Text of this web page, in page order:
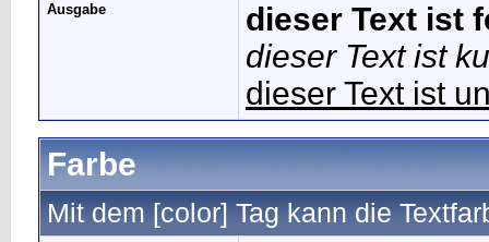
Ausgabe
dieser Text ist
dieser Text ist
dieser Text ist
Farbe
Mit dem [color] Tag kann die